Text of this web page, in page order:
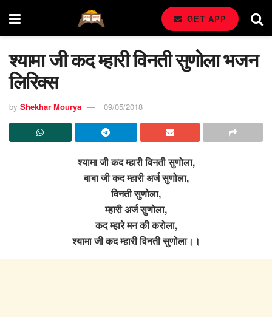
GET APP
श्यामा जी कद म्हारी विनती सुणोला भजन
लिरिक्स
by Shekhar Mourya 09/05/2018
श्यामा जी कद म्हारी विनती सुणोला,
बाबा जी कद म्हारी अर्ज सुणोला,
विनती सुणोला,
म्हारी अर्ज सुणोला,
कद म्हारे मन की करोला,
श्यामा जी कद म्हारी विनती सुणोला।।